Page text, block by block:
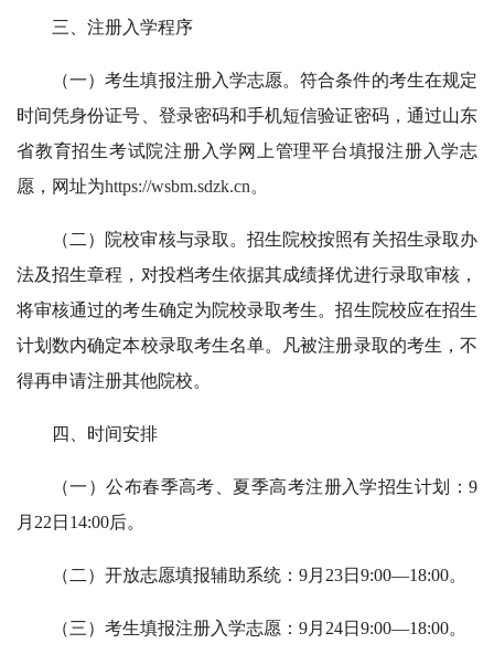
三、注册入学程序
（一）考生填报注册入学志愿。符合条件的考生在规定
时间凭身份证号、登录密码和手机短信验证密码，通过山东
省教育招生考试院注册入学网上管理平台填报注册入学志
愿，网址为https://wsbm.sdzk.cn。
（二）院校审核与录取。招生院校按照有关招生录取办
法及招生章程，对投档考生依据其成绩择优进行录取审核，
将审核通过的考生确定为院校录取考生。招生院校应在招生
计划数内确定本校录取考生名单。凡被注册录取的考生，不
得再申请注册其他院校。
四、时间安排
（一）公布春季高考、夏季高考注册入学招生计划：9
月22日14:00后。
（二）开放志愿填报辅助系统：9月23日9:00—18:00。
（三）考生填报注册入学志愿：9月24日9:00—18:00。